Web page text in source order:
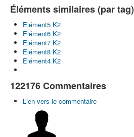
Éléments similaires (par tag)
Elément5 K2
Elément6 K2
Elément7 K2
Elément8 K2
Elément4 K2
122176Commentaires
Lien vers le commentaire